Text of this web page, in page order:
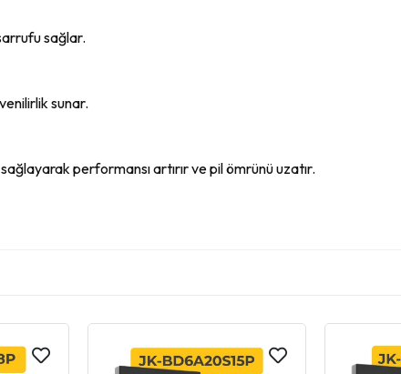
sağlar.
sunar.
performansı artırır ve pil ömrünü uzatır.